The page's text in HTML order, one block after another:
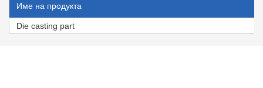
Име на продукта
Die casting part